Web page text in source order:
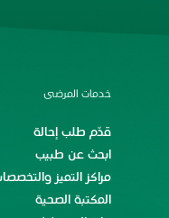
خدمات المرضى
قدّم طلب إحالة
ابحث عن طبيب
مراكز التميز
المكتبة الصحية